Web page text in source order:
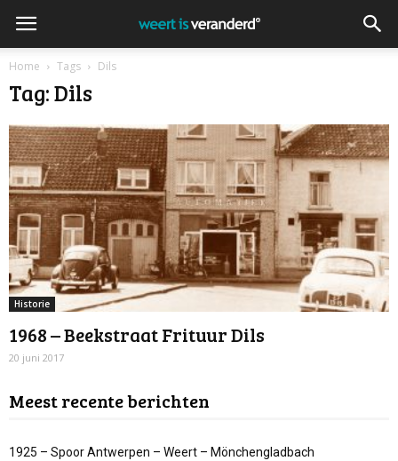
Home Tags Dils
Tag: Dils
Historie
1968 – Beekstraat Frituur Dils
20 juni 2017
Meest recente berichten
1925 – Spoor Antwerpen – Weert – Mönchengladbach